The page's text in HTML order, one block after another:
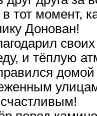
тот момент,
Донован!
и тёплую